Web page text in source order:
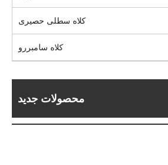
کلاه سطلی حصیری
کلاه سامبررو
محصولات جدید